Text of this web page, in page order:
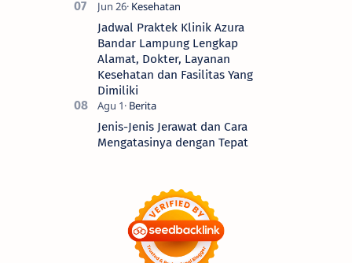
Jadwal Praktek Klinik Azura
Bandar Lampung Lengkap
Alamat, Dokter, Layanan
Kesehatan dan Fasilitas Yang
Dimiliki
Jenis-Jenis Jerawat dan Cara
Mengatasinya dengan Tepat